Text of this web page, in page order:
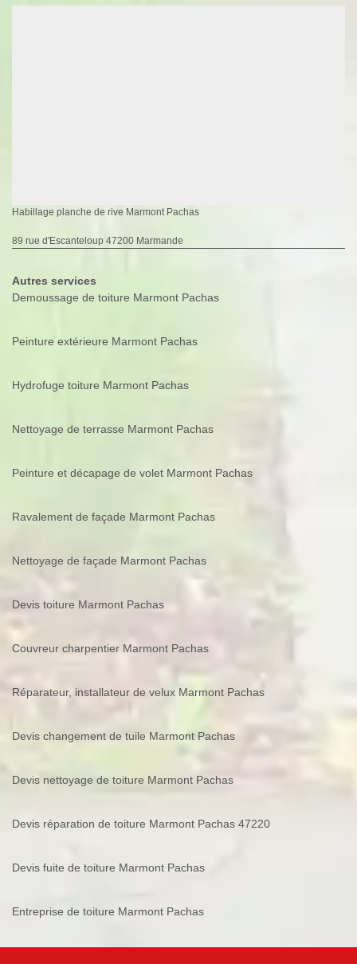
Habillage planche de rive Marmont Pachas
89 rue d'Escanteloup 47200 Marmande
Autres services
Demoussage de toiture Marmont Pachas
Peinture extérieure Marmont Pachas
Hydrofuge toiture Marmont Pachas
Nettoyage de terrasse Marmont Pachas
Peinture et décapage de volet Marmont Pachas
Ravalement de façade Marmont Pachas
Nettoyage de façade Marmont Pachas
Devis toiture Marmont Pachas
Couvreur charpentier Marmont Pachas
Réparateur, installateur de velux Marmont Pachas
Devis changement de tuile Marmont Pachas
Devis nettoyage de toiture Marmont Pachas
Devis réparation de toiture Marmont Pachas 47220
Devis fuite de toiture Marmont Pachas
Entreprise de toiture Marmont Pachas